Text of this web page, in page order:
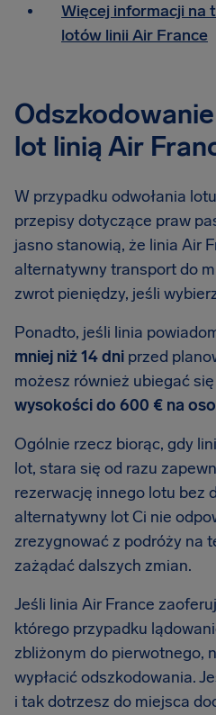
Więcej informacji na
lotów linii Air France
lot linią Air
W przypadku odwołania
przepisy dotyczące praw
jasno stanowią, że linia Air
alternatywny transport do
zwrot pieniędzy, jeśli
Ponadto, jeśli linia
mniej niż 14 dni przed
możesz również ubiegać
wysokości do 600 € na
Ogólnie rzecz biorąc, gdy
lot, stara się od razu
rezerwację innego lotu bez
alternatywny lot Ci nie
zrezygnować z podróży na
zażądać dalszych zmian.
Jeśli linia Air France
którego przypadku
zbliżonym do pierwotnego,
wypłacić odszkodowania.
i tak dotrzesz do miejsca